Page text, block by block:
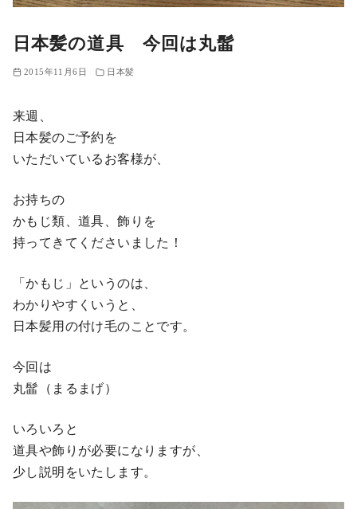
日本髪の道具 今回は丸髷
2015年11月6日 日本髪
来週、
日本髪のご予約を
いただいているお客様が、
お持ちの
かもじ類、道具、飾りを
持ってきてくださいました！
「かもじ」というのは、
わかりやすくいうと、
日本髪用の付け毛のことです。
今回は
丸髷（まるまげ）
いろいろと
道具や飾りが必要になりますが、
少し説明をいたします。